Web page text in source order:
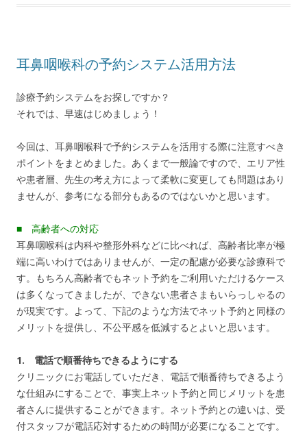
耳鼻咽喉科の予約システム活用方法
診療予約システムをお探しですか？
それでは、早速はじめましょう！
今回は、耳鼻咽喉科で予約システムを活用する際に注意すべき
ポイントをまとめました。あくまで一般論ですので、エリア性
や患者層、先生の考え方によって柔軟に変更しても問題はあり
ませんが、参考になる部分もあるのではないかと思います。
■ 高齢者への対応
耳鼻咽喉科は内科や整形外科などに比べれば、高齢者比率が極
端に高いわけではありませんが、一定の配慮が必要な診療科で
す。もちろん高齢者でもネット予約をご利用いただけるケース
は多くなってきましたが、できない患者さまもいらっしゃるの
が現実です。よって、下記のような方法でネット予約と同様の
メリットを提供し、不公平感を低減するとよいと思います。
1. 電話で順番待ちできるようにする
クリニックにお電話していただき、電話で順番待ちできるよう
な仕組みにすることで、事実上ネット予約と同じメリットを患
者さんに提供することができます。ネット予約との違いは、受
付スタッフが電話応対するための時間が必要になることです。